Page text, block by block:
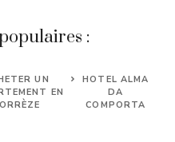
:
UN
EN
HOTEL ALMA
DA
COMPORTA